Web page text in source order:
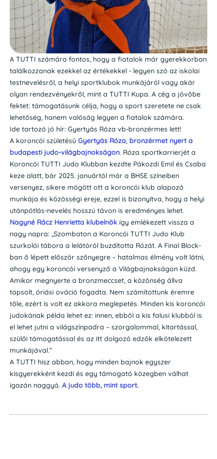
A TUTTI számára fontos, hogy a fiatalok már gyerekkorban
találkozzanak ezekkel az értékekkel - legyen szó az iskolai
testnevelésről, a helyi sportklubok munkájáról vagy akár
olyan rendezvényekről, mint a TUTTI Kupa. A cég a jövőbe
fektet: támogatásunk célja, hogy a sport szeretete ne csak
lehetőség, hanem valóság legyen a fiatalok számára.
Ide tartozó jó hír: Gyertyás Róza vb-bronzérmes lett!
A koroncói születésű Gyertyás Róza, bronzérmet nyert a
budapesti judo-világbajnokságon. Róza sportkarrierjét a
Koroncói TUTTI Judo Klubban kezdte Pákozdi Emil és Csaba
keze alatt, bár 2025. januártól már a BHSE színeiben
versenyez, sikere mögött ott a koroncói klub alapozó
munkája és közösségi ereje, ezzel is bizonyítva, hogy a helyi
utánpótlás-nevelés hosszú távon is eredményes lehet.
Nagyné Rácz Henrietta klubelnök így emlékezett vissza a
nagy napra: „Szombaton a Koroncói TUTTI Judo Klub
szurkolói tábora a lelátóról buzdította Rózát. A Final Block-
ban ő lépett először szőnyegre – hatalmas élmény volt látni,
ahogy egy koroncói versenyző a Világbajnokságon küzd.
Amikor megnyerte a bronzmeccset, a közönség állva
tapsolt, óriási ováció fogadta. Nem számítottunk éremre
tőle, ezért is volt ez akkora meglepetés. Minden kis koroncói
judokának példa lehet ez: innen, ebből a kis falusi klubból is
el lehet jutni a világszínpadra – szorgalommal, kitartással,
szülői támogatással és az itt dolgozó edzők elkötelezett
munkájával.”
A TUTTI hisz abban, hogy minden bajnok egyszer
kisgyerekként kezdi és egy támogató közegben válhat
igazán naggyá. A judo több, mint sport.